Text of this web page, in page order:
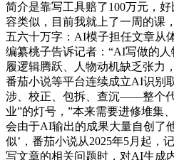
简介是靠写工具赔了100万元，
容类似，目前我就上了一周的课
五六十万字：AI模子担任文章从
编纂桃子告诉记者：“AI写做的
履逻辑腾跃、人物动机缺乏张力
番茄小说等平台连续成立AI识别
涉、校正、包拆、查沉——整个
业”的灯号，”本来需要进修堆集
会由于AI输出的成果大量自创了
似’，番茄小说从2025年5月起，
写文章的相关问题时，对AI生成